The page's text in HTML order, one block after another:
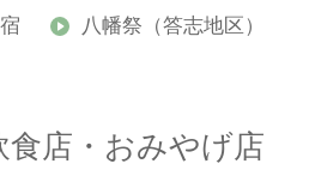
八幡祭（答志地区）
食店・おみやげ店